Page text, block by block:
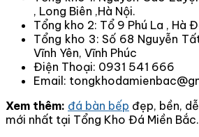
, Long Biên ,Hà Nội.
Tổng kho 2: Tổ 9 Phú La , Hà
Tổng kho 3: Số 68 Nguyễn
Vĩnh Yên, Vĩnh Phúc
Điện Thoại: 0931 541 666
Email:
Xem thêm: đá bàn bếp đẹp, bền,
mới nhất tại Tổng Kho Đá Miền Bắc.